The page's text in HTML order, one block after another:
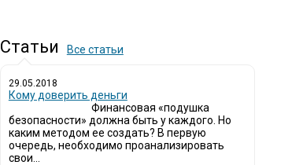
Статьи Все статьи
29.05.2018
Кому доверить деньги
Финансовая «подушка
безопасности» должна быть у каждого. Но
каким методом ее создать? В первую
очередь, необходимо проанализировать
свои...